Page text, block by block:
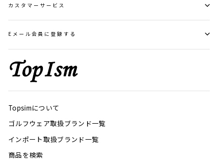
カスタマーサービス
Eメール会員に登録する
Topsimについて
ゴルフウェア取扱ブランド一覧
インポート取扱ブランド一覧
商品を検索